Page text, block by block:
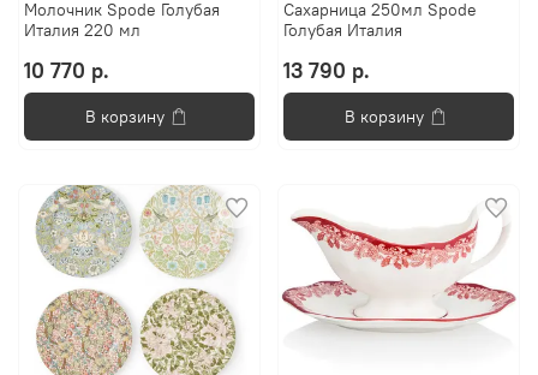
Молочник Spode Голубая
Италия 220 мл
10 770 р.
В корзину
Сахарница 250мл Spode
Голубая Италия
13 790 р.
В корзину